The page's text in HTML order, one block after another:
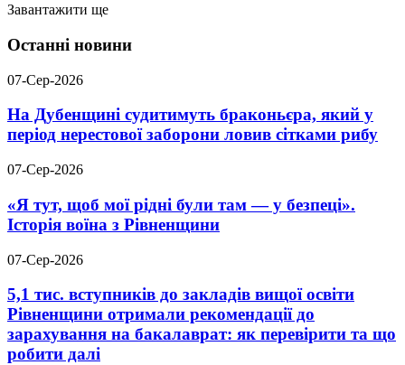
Завантажити ще
Останні новини
07-Сер-2026
На Дубенщині судитимуть браконьєра, який у
період нерестової заборони ловив сітками рибу
07-Сер-2026
«Я тут, щоб мої рідні були там — у безпеці».
Історія воїна з Рівненщини
07-Сер-2026
5,1 тис. вступників до закладів вищої освіти
Рівненщини отримали рекомендації до
зарахування на бакалаврат: як перевірити та що
робити далі